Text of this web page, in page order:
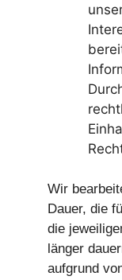
Wir
Dauer, die
die
länger
aufgrund